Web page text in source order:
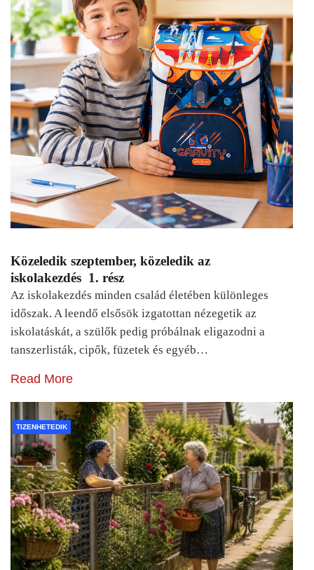
Közeledik szeptember, közeledik az
iskolakezdés 1. rész
Az iskolakezdés minden család életében különleges
időszak. A leendő elsősök izgatottan nézegetik az
iskolatáskát, a szülők pedig próbálnak eligazodni a
tanszerlisták, cipők, füzetek és egyéb…
Read More
TIZENHETEDIK